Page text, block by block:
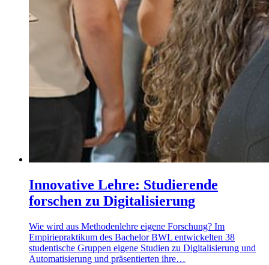
Innovative Lehre: Studierende
forschen zu Digitalisierung
Wie wird aus Methodenlehre eigene Forschung? Im
Empiriepraktikum des Bachelor BWL entwickelten 38
studentische Gruppen eigene Studien zu Digitalisierung und
Automatisierung und präsentierten ihre…